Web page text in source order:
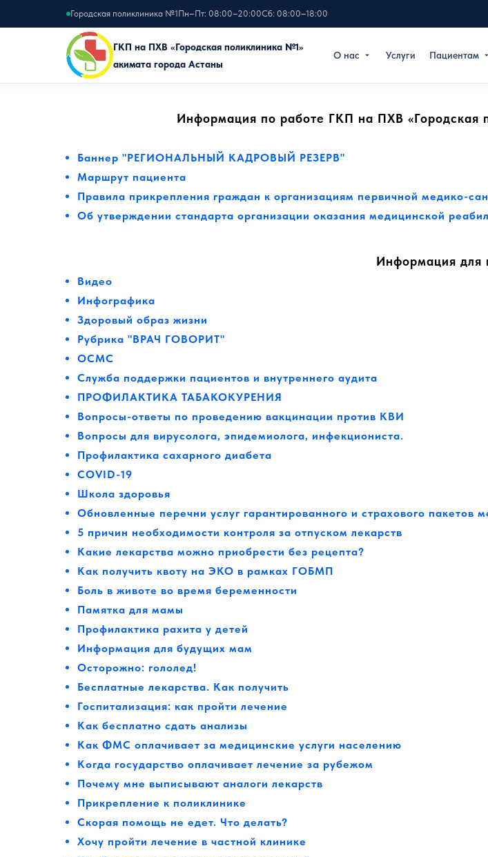
Городская поликлиника №1Пн–Пт: 08:00–20:00Сб: 08:00–18:00
ГКП на ПХВ «Городская поликлиника №1»
акимата города Астаны
О нас Услуги Пациентам
Информация по работе ГКП на ПХВ «Городская
Баннер "РЕГИОНАЛЬНЫЙ КАДРОВЫЙ РЕЗЕРВ"
Маршрут пациента
Правила прикрепления граждан к организациям первичной медико-
Об утверждении стандарта организации оказания медицинской
Информация для
Видео
Инфографика
Здоровый образ жизни
Рубрика "ВРАЧ ГОВОРИТ"
ОСМС
Служба поддержки пациентов и внутреннего аудита
ПРОФИЛАКТИКА ТАБАКОКУРЕНИЯ
Вопросы-ответы по проведению вакцинации против КВИ
Вопросы для вирусолога, эпидемиолога, инфекциониста.
Профилактика сахарного диабета
COVID-19
Школа здоровья
Обновленные перечни услуг гарантированного и страхового
5 причин необходимости контроля за отпуском лекарств
Какие лекарства можно приобрести без рецепта?
Как получить квоту на ЭКО в рамках ГОБМП
Боль в животе во время беременности
Памятка для мамы
Профилактика рахита у детей
Информация для будущих мам
Осторожно: гололед!
Бесплатные лекарства. Как получить
Госпитализация: как пройти лечение
Как бесплатно сдать анализы
Как ФМС оплачивает за медицинские услуги населению
Когда государство оплачивает лечение за рубежом
Почему мне выписывают аналоги лекарств
Прикрепление к поликлинике
Скорая помощь не едет. Что делать?
Хочу пройти лечение в частной клинике